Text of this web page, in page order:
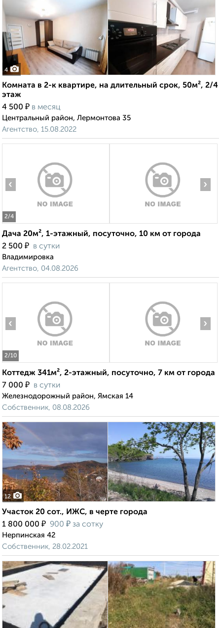
4
Комната в 2-к квартире, на длительный срок, 50м², 2/4
этаж
4 500 ₽ в месяц
Центральный район, Лермонтова 35
Агентство, 15.08.2022
2/4
‹ ›
Дача 20м², 1-этажный, посуточно, 10 км от города
2 500 ₽ в сутки
Владимировка
Агентство, 04.08.2026
2/10
‹ ›
Коттедж 341м², 2-этажный, посуточно, 7 км от города
7 000 ₽ в сутки
Железнодорожный район, Ямская 14
Собственник, 08.08.2026
12
Участок 20 сот., ИЖС, в черте города
1 800 000 ₽ 900 ₽ за сотку
Нерпинская 42
Собственник, 28.02.2021